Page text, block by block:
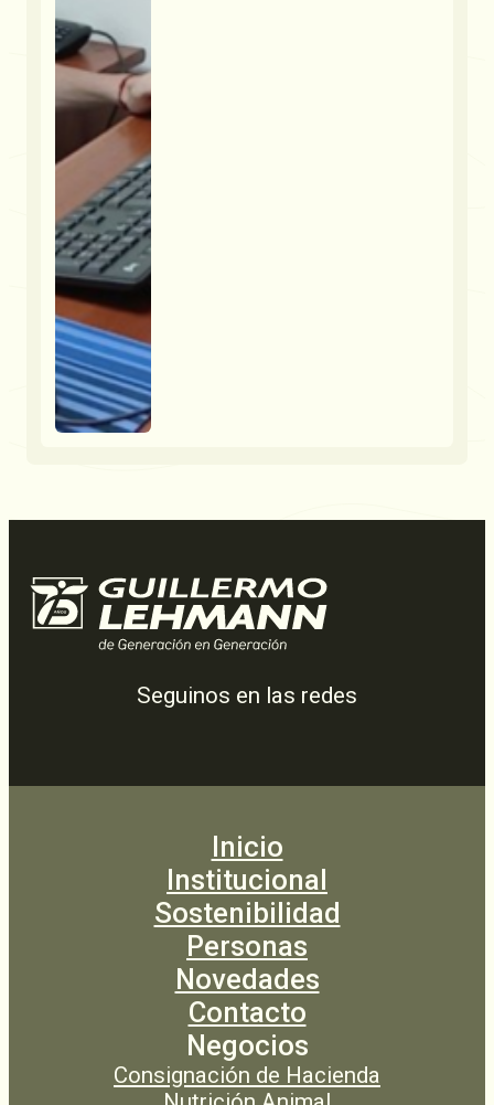
Seguinos en las redes
Inicio
Institucional
Sostenibilidad
Personas
Novedades
Contacto
Negocios
Consignación de Hacienda